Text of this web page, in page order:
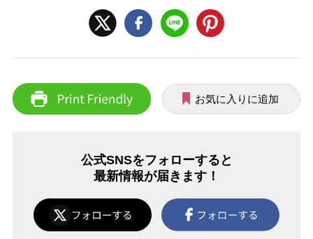
お気に入りに追加
公式SNSをフォローすると
最新情報が届きます！